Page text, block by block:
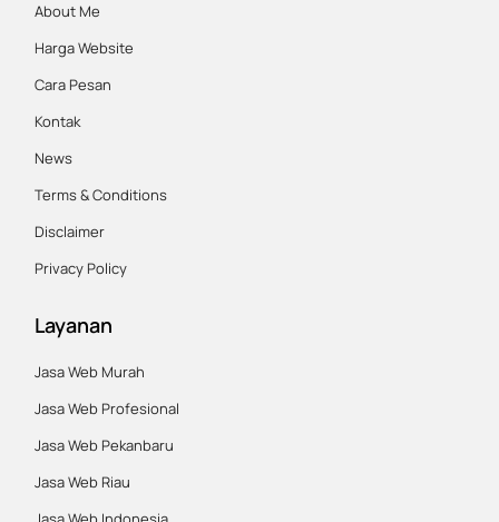
windowwindow
About Me
Harga Website
Cara Pesan
Kontak
News
Terms & Conditions
Disclaimer
Privacy Policy
Layanan
Jasa Web Murah
Jasa Web Profesional
Jasa Web Pekanbaru
Jasa Web Riau